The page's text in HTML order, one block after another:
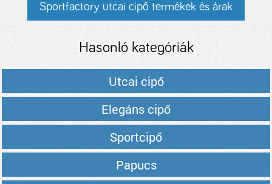
Sportfactory utcai cipő termékek és árak
Hasonló kategóriák
Utcai cipő
Elegáns cipő
Sportcipő
Papucs